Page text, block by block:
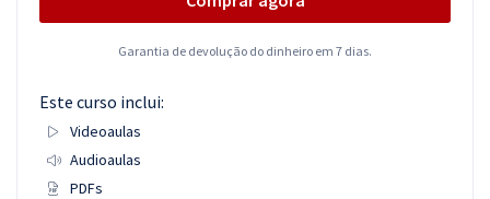
Garantia de devolução do dinheiro em 7 dias.
Este curso inclui:
Videoaulas
Audioaulas
PDFs